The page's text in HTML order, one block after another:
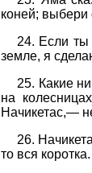
коней; выбери
24. Если ты
земле, я
25. Какие
на
Начикетас,—
26.
то вся